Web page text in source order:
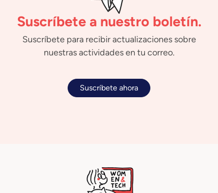
Suscríbete a nuestro boletín.
Suscríbete para recibir actualizaciones sobre
nuestras actividades en tu correo.
Suscríbete ahora